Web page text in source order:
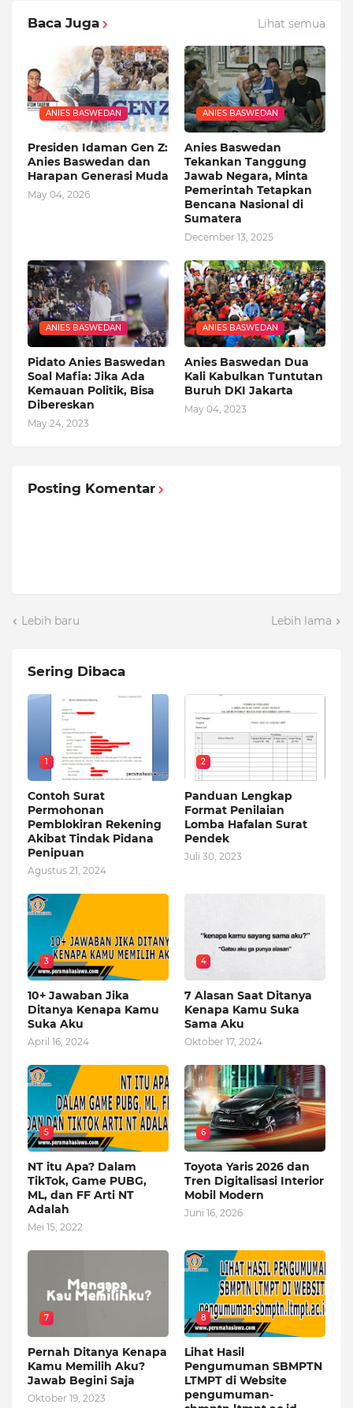
Baca Juga Lihat semua
ANIES BASWEDAN
Presiden Idaman Gen Z:
Anies Baswedan dan
Harapan Generasi Muda
May 04, 2026
ANIES BASWEDAN
Anies Baswedan
Tekankan Tanggung
Jawab Negara, Minta
Pemerintah Tetapkan
Bencana Nasional di
Sumatera
December 13, 2025
ANIES BASWEDAN
Pidato Anies Baswedan
Soal Mafia: Jika Ada
Kemauan Politik, Bisa
Dibereskan
May 24, 2023
ANIES BASWEDAN
Anies Baswedan Dua
Kali Kabulkan Tuntutan
Buruh DKI Jakarta
May 04, 2023
Posting Komentar
Lebih baru Lebih lama
Sering Dibaca
1
Contoh Surat
Permohonan
Pemblokiran Rekening
Akibat Tindak Pidana
Penipuan
Agustus 21, 2024
2
Panduan Lengkap
Format Penilaian
Lomba Hafalan Surat
Pendek
Juli 30, 2023
3
10+ Jawaban Jika
Ditanya Kenapa Kamu
Suka Aku
April 16, 2024
4
7 Alasan Saat Ditanya
Kenapa Kamu Suka
Sama Aku
Oktober 17, 2024
5
NT itu Apa? Dalam
TikTok, Game PUBG,
ML, dan FF Arti NT
Adalah
Mei 15, 2022
6
Toyota Yaris 2026 dan
Tren Digitalisasi Interior
Mobil Modern
Juni 16, 2026
7
Pernah Ditanya Kenapa
Kamu Memilih Aku?
Jawab Begini Saja
Oktober 19, 2023
8
Lihat Hasil
Pengumuman SBMPTN
LTMPT di Website
pengumuman-